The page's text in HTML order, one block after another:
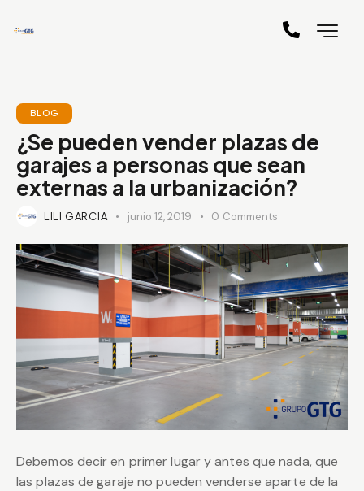
BLOG
¿Se pueden vender plazas de
garajes a personas que sean
externas a la urbanización?
LILI GARCIA junio 12, 2019 0 Comments
Debemos decir en primer lugar y antes que nada, que
las plazas de garaje no pueden venderse aparte de la